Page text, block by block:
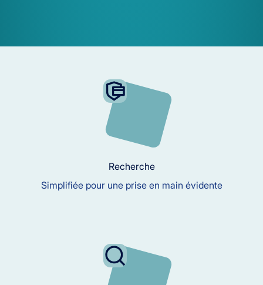
Recherche
Simplifiée pour une prise en main évidente